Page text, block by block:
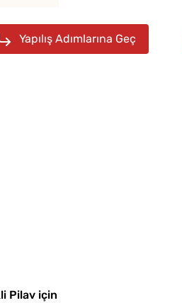
Yapılış Adımlarına Geç
Ev Yapımı
Pilav için